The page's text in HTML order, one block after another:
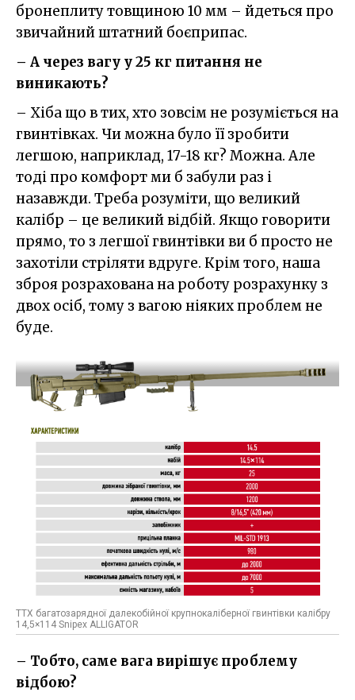
бронеплиту товщиною 10 мм – йдеться про
звичайний штатний боєприпас.
– А через вагу у 25 кг питання не
виникають?
– Хіба що в тих, хто зовсім не розуміється на
гвинтівках. Чи можна було її зробити
легшою, наприклад, 17-18 кг? Можна. Але
тоді про комфорт ми б забули раз і
назавжди. Треба розуміти, що великий
калібр – це великий відбій. Якщо говорити
прямо, то з легшої гвинтівки ви б просто не
захотіли стріляти вдруге. Крім того, наша
зброя розрахована на роботу розрахунку з
двох осіб, тому з вагою ніяких проблем не
буде.
ТТХ багатозарядної далекобійної крупнокаліберної гвинтівки калібру
14,5×114 Snipex ALLIGATOR
– Тобто, саме вага вирішує проблему
відбою?